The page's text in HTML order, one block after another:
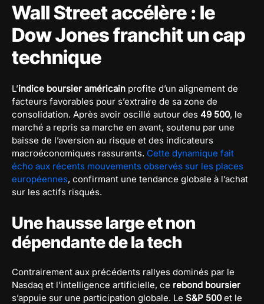
Wall Street accélère : le
Dow Jones franchit un cap
technique
L’indice boursier américain profite d’un alignement de
facteurs favorables pour s’extraire de sa zone de
consolidation. Après avoir oscillé autour des 49 500, le
marché a repris sa marche en avant, soutenu par une
baisse de l’aversion au risque et des indicateurs
macroéconomiques rassurants. Cette dynamique fait
écho aux récents mouvements observés sur les places
européennes, confirmant une tendance globale à l’achat
sur les actifs risqués.
Une hausse large et non
dépendante de la tech
Contrairement aux précédents rallyes dominés par le
Nasdaq et l’intelligence artificielle, ce rebond boursier
s’appuie sur une participation globale. Le S&P 500et le